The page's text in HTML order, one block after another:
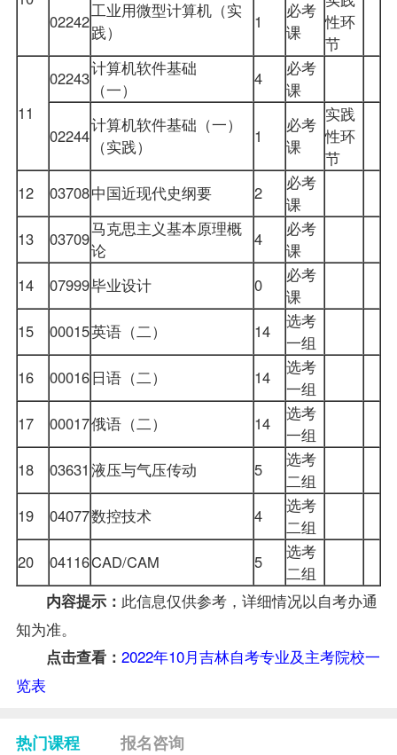
02242
工业用微型计算机（实
践）
1
必考
课
性环
节
11
02243计算机软件基础
（一）
4
必考
课
02244
计算机软件基础（一）
（实践）
1
必考
课
实践
性环
节
12
03708中国近现代史纲要 2
必考
课
13
03709马克思主义基本原理概
论
4
必考
课
14
07999毕业设计 0
必考
课
15
00015英语（二） 14
选考
一组
16
00016日语（二） 14
选考
一组
17
00017俄语（二） 14
选考
一组
18
03631 液压与气压传动 5
选考
二组
19
04077数控技术 4
选考
二组
20
04116CAD/CAM 5
选考
二组
内容提示： 此信息仅供参考，详细情况以自考办通
知为准。
点击查看： 2022年10月吉林自考专业及主考院校一
览表
热门课程 报名咨询